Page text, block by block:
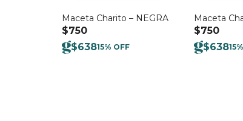
Maceta Charito – NEGRA
$750
$63815% OFF
Maceta
$750
$638